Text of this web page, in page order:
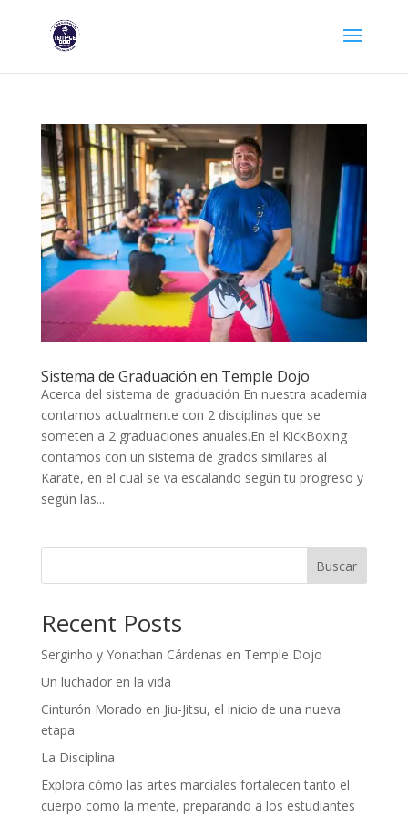
Sistema de Graduación en Temple Dojo
Acerca del sistema de graduación En nuestra academia
contamos actualmente con 2 disciplinas que se
someten a 2 graduaciones anuales.En el KickBoxing
contamos con un sistema de grados similares al
Karate, en el cual se va escalando según tu progreso y
según las...
Buscar
Recent Posts
Serginho y Yonathan Cárdenas en Temple Dojo
Un luchador en la vida
Cinturón Morado en Jiu-Jitsu, el inicio de una nueva
etapa
La Disciplina
Explora cómo las artes marciales fortalecen tanto el
cuerpo como la mente, preparando a los estudiantes